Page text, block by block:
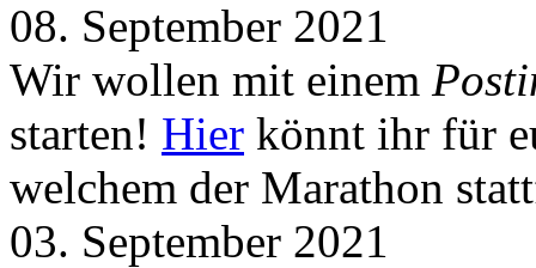
08. September 2021
Wir wollen mit einem
starten! Hier könnt ihr für
welchem der Marathon
03. September 2021